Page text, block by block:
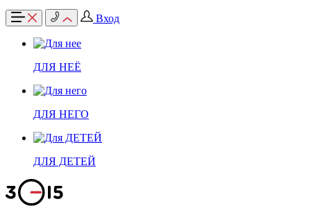
Вход
ДЛЯ НЕЁ
ДЛЯ НЕГО
ДЛЯ ДЕТЕЙ